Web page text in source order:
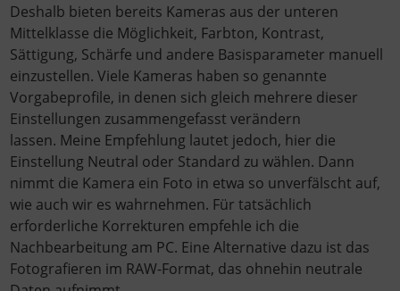
Deshalb bieten bereits Kameras aus der unteren
Mittelklasse die Möglichkeit, Farbton, Kontrast,
Sättigung, Schärfe und andere Basisparameter manuell
einzustellen. Viele Kameras haben so genannte
Vorgabeprofile, in denen sich gleich mehrere dieser
Einstellungen zusammengefasst verändern
lassen. Meine Empfehlung lautet jedoch, hier die
Einstellung Neutral oder Standard zu wählen. Dann
nimmt die Kamera ein Foto in etwa so unverfälscht auf,
wie auch wir es wahrnehmen. Für tatsächlich
erforderliche Korrekturen empfehle ich die
Nachbearbeitung am PC. Eine Alternative dazu ist das
Fotografieren im RAW-Format, das ohnehin neutrale